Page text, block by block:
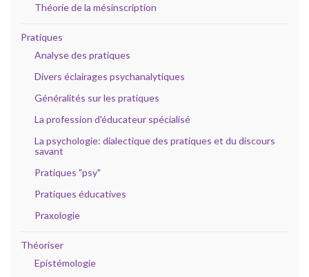
Théorie de la mésinscription
Pratiques
Analyse des pratiques
Divers éclairages psychanalytiques
Généralités sur les pratiques
La profession d'éducateur spécialisé
La psychologie: dialectique des pratiques et du discours
savant
Pratiques "psy"
Pratiques éducatives
Praxologie
Théoriser
Epistémologie